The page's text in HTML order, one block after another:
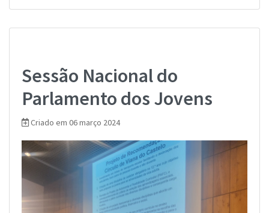
Sessão Nacional do
Parlamento dos Jovens
Criado em 06 março 2024